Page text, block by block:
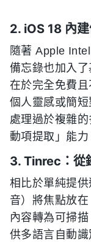
2. iOS 18 內
隨著 Apple
備忘錄也加入
在於完全免費
個人靈感或簡
處理過於複雜
動項提取」能力
3. Tinrec：從
相比於單純提
音）將焦點放
內容轉為可掃
供多語言自動